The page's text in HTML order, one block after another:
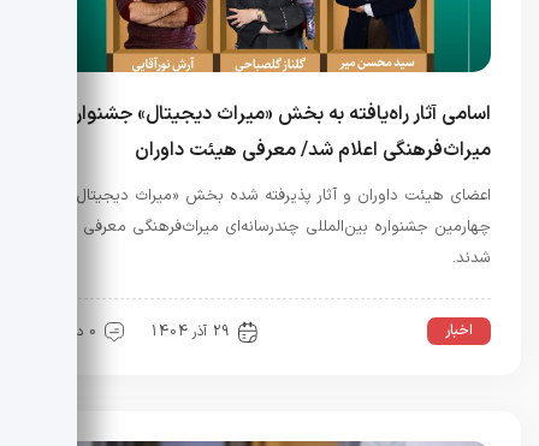
اسامی آثار راه‌یافته به بخش «میراث دیجیتال» جشنواره
میراث‌فرهنگی اعلام شد/ معرفی هیئت داوران
اعضای هیئت داوران و آثار پذیرفته شده بخش «میراث دیجیتال»
چهارمین جشنواره بین‌المللی چندرسانه‌ای میراث‌فرهنگی معرفی
شدند.
اخبار 29 آذر 1404 0 دیدگاه